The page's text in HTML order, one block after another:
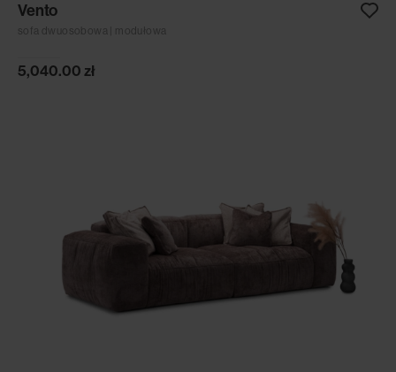
Vento
sofa dwuosobowa | modułowa
5,040.00 zł